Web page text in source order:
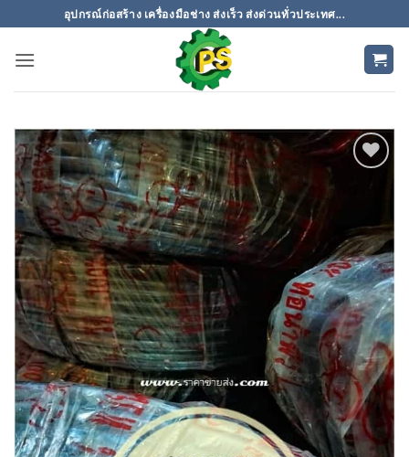
ไป
อุปกรณ์ก่อสร้าง เครื่องมือช่าง ส่งเร็ว ส่งด่วนทั่วประเทศ...
เพิ่มเข้า
รายการ
ที่
ติดตาม